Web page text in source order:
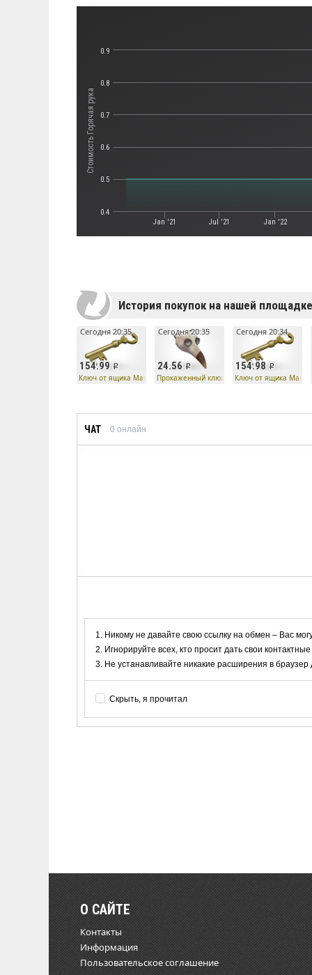
Стоимость Горячая рука
Jan '21 Jul '21 Jan '22
0.4
0.5
0.6
0.7
0.8
0.9
История покупок на нашей площадке
154.99
Сегодня 20:35
Ключ от ящика Манн Ко
24.56
Сегодня 20:35
Прокаженный клюв
154.98
Сегодня 20:34
Ключ от ящика Манн
ЧАТ 0 онлайн
Никому не давайте свою ссылку на обмен – Вас
Игнорируйте всех, кто просит дать свои
Не устанавливайте никакие расширения в
Скрыть, я прочитал
О САЙТЕ
Контакты
Информация
Пользовательское соглашение